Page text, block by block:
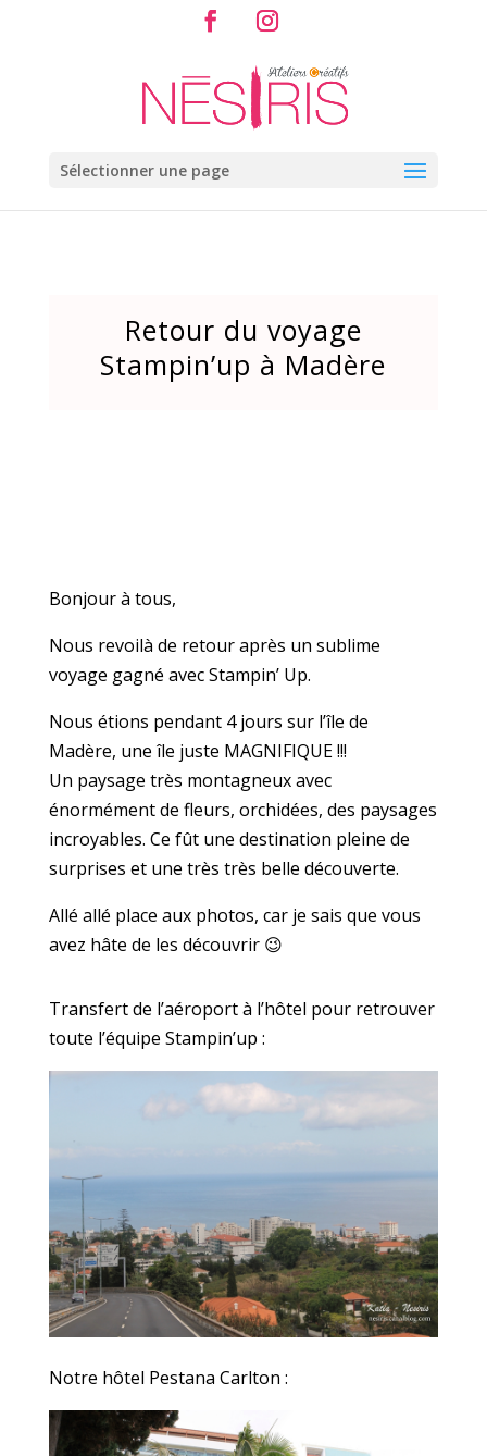
Sélectionner une page
Retour du voyage
Stampin’up à Madère
Bonjour à tous,
Nous revoilà de retour après un sublime
voyage gagné avec Stampin’ Up.
Nous étions pendant 4 jours sur l’île de
Madère, une île juste MAGNIFIQUE !!!
Un paysage très montagneux avec
énormément de fleurs, orchidées, des paysages
incroyables. Ce fût une destination pleine de
surprises et une très très belle découverte.
Allé allé place aux photos, car je sais que vous
avez hâte de les découvrir 😉
Transfert de l’aéroport à l’hôtel pour retrouver
toute l’équipe Stampin’up :
Notre hôtel Pestana Carlton :